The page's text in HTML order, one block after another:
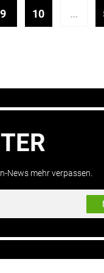
9 10 …
News mehr verpassen.